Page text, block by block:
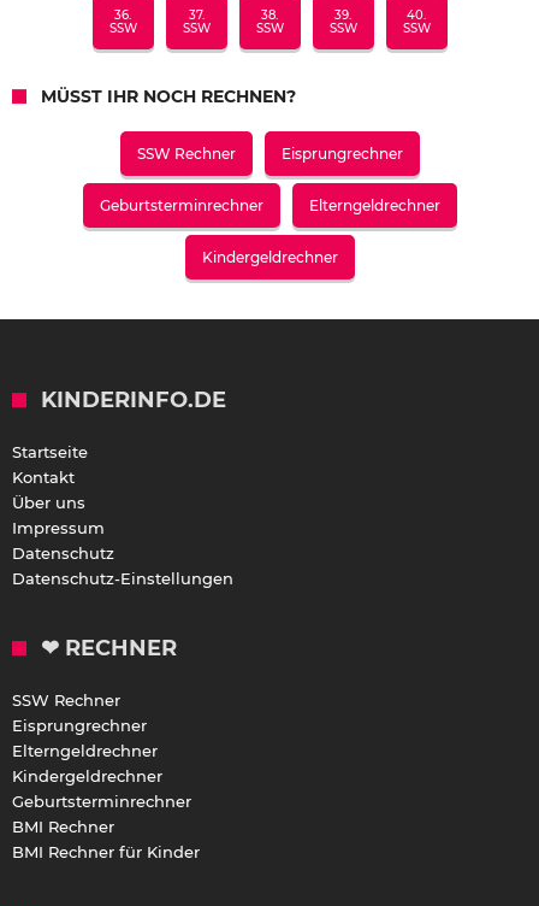
36.
SSW
37.
SSW
38.
SSW
39.
SSW
40.
SSW
MÜSST IHR NOCH RECHNEN?
SSW Rechner Eisprungrechner
Geburtsterminrechner Elterngeldrechner
Kindergeldrechner
KINDERINFO.DE
Startseite
Kontakt
Über uns
Impressum
Datenschutz
Datenschutz-Einstellungen
❤ RECHNER
SSW Rechner
Eisprungrechner
Elterngeldrechner
Kindergeldrechner
Geburtsterminrechner
BMI Rechner
BMI Rechner für Kinder